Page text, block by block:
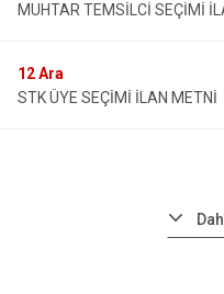
MUHTAR TEMSİLCİ SEÇİMİ
12Ara
STK ÜYE SEÇİMİ İLAN METNİ